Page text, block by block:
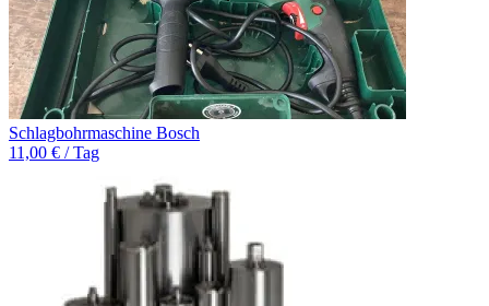
Schlagbohrmaschine Bosch
11,00 € / Tag